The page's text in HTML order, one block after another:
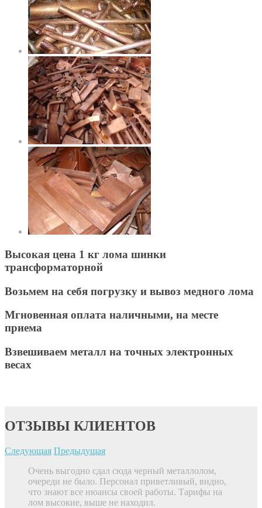
Высокая цена 1 кг лома шинки
трансформаторной
Возьмем на себя погрузку и вывоз медного лома
Мгновенная оплата наличными, на месте
приема
Взвешиваем металл на точных электронных
весах
ОТЗЫВЫ КЛИЕНТОВ
Следующая Предыдущая
Очень выгодно сдал сюда черный металлолом,
очереди не было. Персонал приветливый, видно,
что знают все нюансы своей работы. Тарифы на
лом высокие, выше не находил.